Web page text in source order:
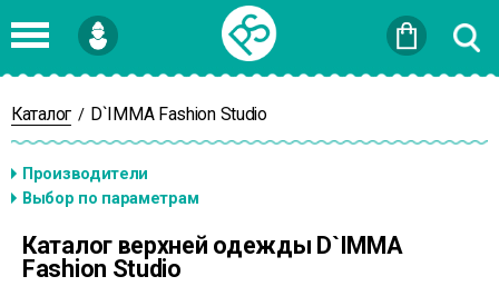
Войти
Каталог / D`IMMA Fashion Studio
Каталог верхней одежды D`IMMA
Fashion Studio